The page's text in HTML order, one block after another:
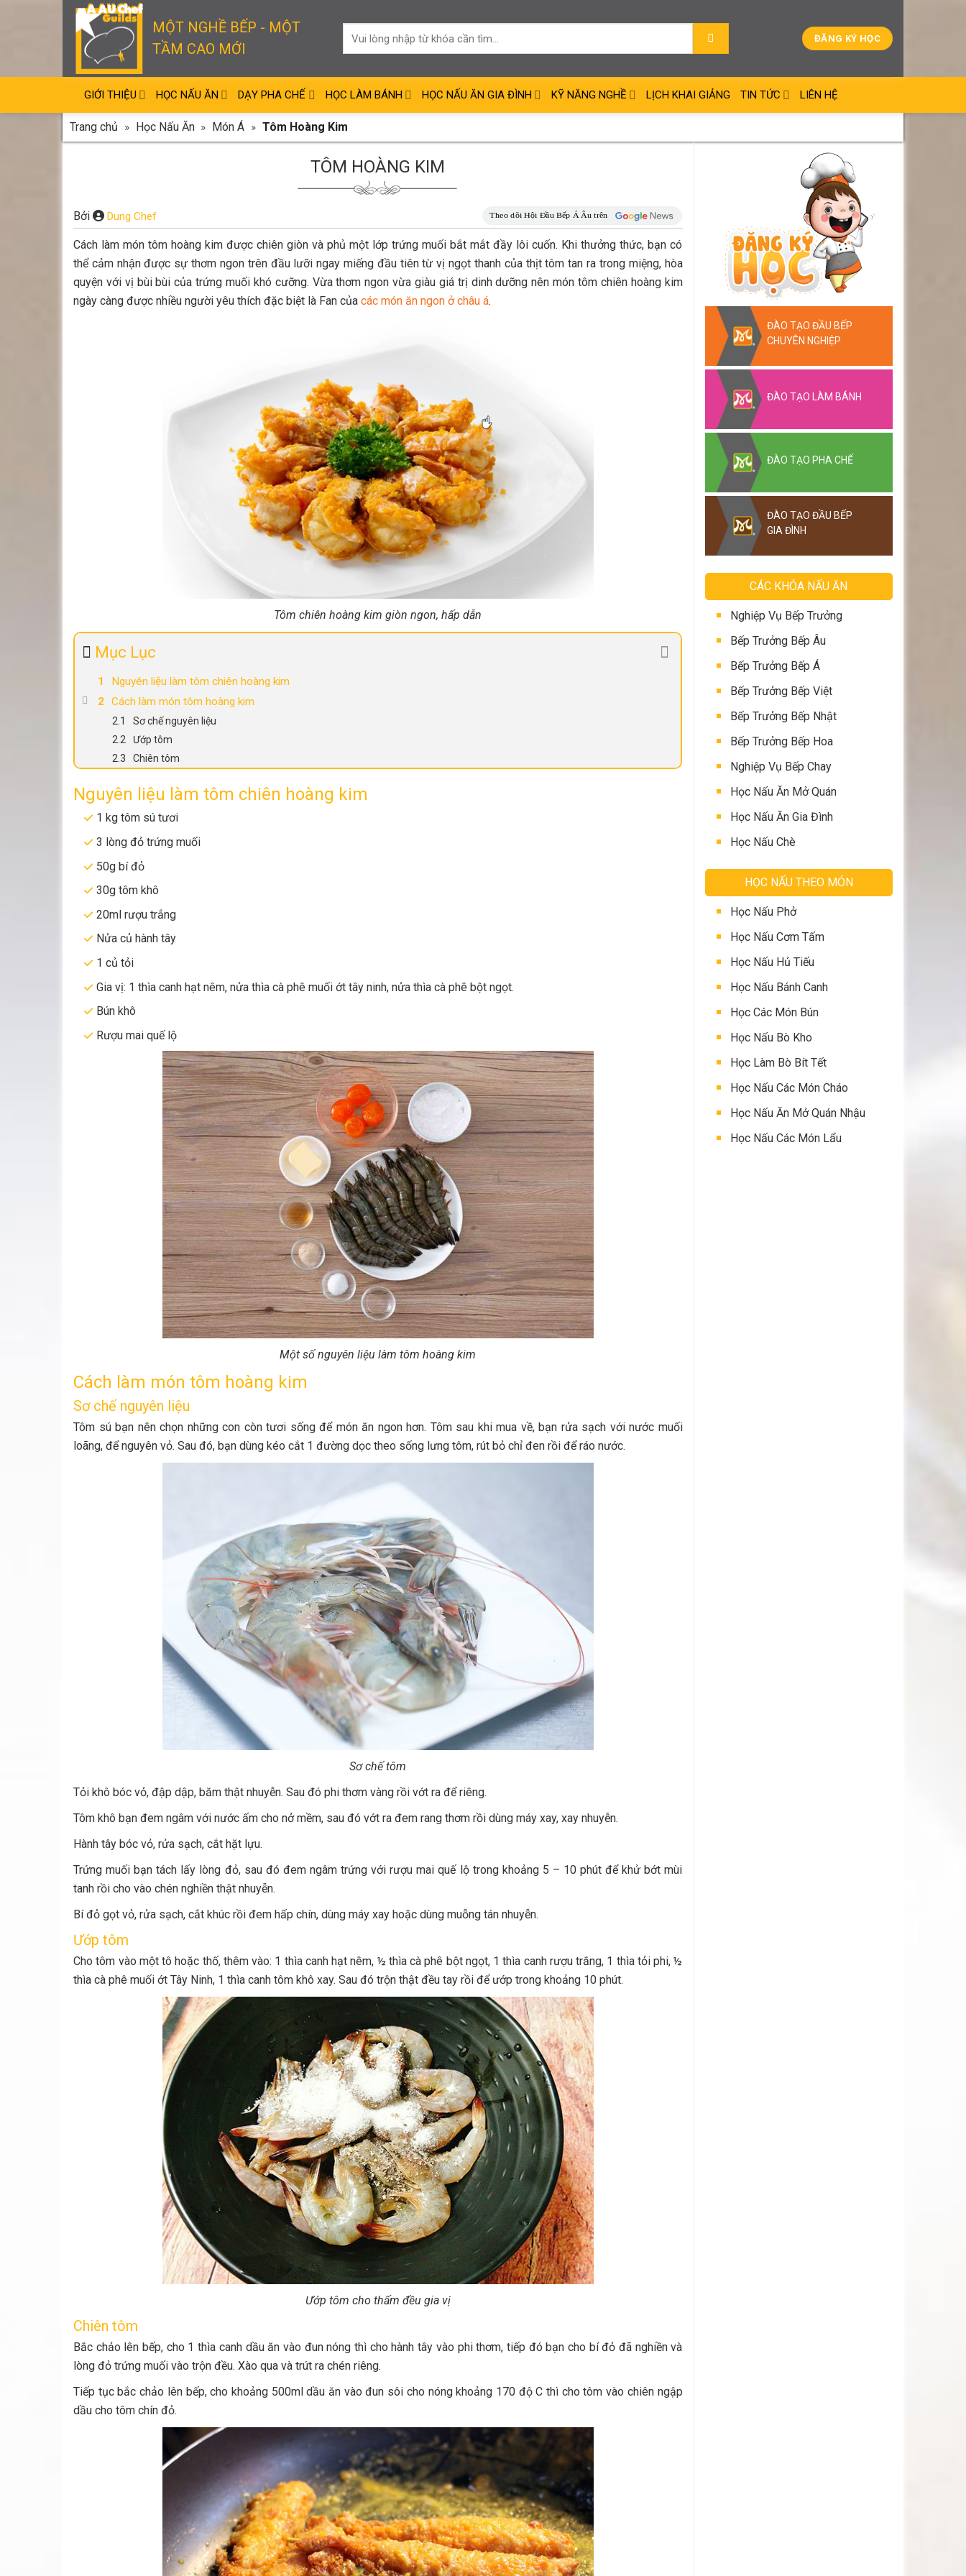
MỘT NGHỀ BẾP - MỘT
TẦM CAO MỚI
ĐĂNG KÝ HỌC
GIỚI THIỆU HỌC NẤU ĂN DẠY PHA CHẾ HỌC LÀM BÁNH HỌC NẤU ĂN GIA ĐÌNH KỸ NĂNG NGHỀ LỊCH KHAI GIẢNG TIN TỨC LIÊN HỆ
Trang chủ » Học Nấu Ăn » Món Á » Tôm Hoàng Kim
TÔM HOÀNG KIM
Bởi Dung Chef
Cách làm món tôm hoàng kim được chiên giòn và phủ một lớp trứng muối bắt mắt đầy lôi cuốn. Khi thưởng thức, bạn có
thể cảm nhận được sự thơm ngon trên đầu lưỡi ngay miếng đầu tiên từ vị ngọt thanh của thịt tôm tan ra trong miệng, hòa
quyện với vị bùi bùi của trứng muối khó cưỡng. Vừa thơm ngon vừa giàu giá trị dinh dưỡng nên món tôm chiên hoàng kim
ngày càng được nhiều người yêu thích đặc biệt là Fan của các món ăn ngon ở châu á.
Tôm chiên hoàng kim giòn ngon, hấp dẫn
Mục Lục
Nguyên liệu làm tôm chiên hoàng kim
Cách làm món tôm hoàng kim
Sơ chế nguyên liệu
Ướp tôm
Chiên tôm
Nguyên liệu làm tôm chiên hoàng kim
1 kg tôm sú tươi
3 lòng đỏ trứng muối
50g bí đỏ
30g tôm khô
20ml rượu trắng
Nửa củ hành tây
1 củ tỏi
Gia vị: 1 thìa canh hạt nêm, nửa thìa cà phê muối ớt tây ninh, nửa thìa cà phê bột ngọt.
Bún khô
Rượu mai quế lộ
Một số nguyên liệu làm tôm hoàng kim
Cách làm món tôm hoàng kim
Sơ chế nguyên liệu
Tôm sú bạn nên chọn những con còn tươi sống để món ăn ngon hơn. Tôm sau khi mua về, bạn rửa sạch với nước muối
loãng, để nguyên vỏ. Sau đó, bạn dùng kéo cắt 1 đường dọc theo sống lưng tôm, rút bỏ chỉ đen rồi để ráo nước.
Sơ chế tôm
Tỏi khô bóc vỏ, đập dập, băm thật nhuyễn. Sau đó phi thơm vàng rồi vớt ra để riêng.
Tôm khô bạn đem ngâm với nước ấm cho nở mềm, sau đó vớt ra đem rang thơm rồi dùng máy xay, xay nhuyễn.
Hành tây bóc vỏ, rửa sạch, cắt hặt lựu.
Trứng muối bạn tách lấy lòng đỏ, sau đó đem ngâm trứng với rượu mai quế lộ trong khoảng 5 – 10 phút để khử bớt mùi
tanh rồi cho vào chén nghiền thật nhuyễn.
Bí đỏ gọt vỏ, rửa sạch, cắt khúc rồi đem hấp chín, dùng máy xay hoặc dùng muỗng tán nhuyễn.
Ướp tôm
Cho tôm vào một tô hoặc thố, thêm vào: 1 thìa canh hạt nêm, ½ thìa cà phê bột ngọt, 1 thìa canh rượu trắng, 1 thìa tỏi phi, ½
thìa cà phê muối ớt Tây Ninh, 1 thìa canh tôm khô xay. Sau đó trộn thật đều tay rồi để ướp trong khoảng 10 phút.
Ướp tôm cho thấm đều gia vị
Chiên tôm
Bắc chảo lên bếp, cho 1 thìa canh dầu ăn vào đun nóng thì cho hành tây vào phi thơm, tiếp đó bạn cho bí đỏ đã nghiền và
lòng đỏ trứng muối vào trộn đều. Xào qua và trút ra chén riêng.
Tiếp tục bắc chảo lên bếp, cho khoảng 500ml dầu ăn vào đun sôi cho nóng khoảng 170 độ C thì cho tôm vào chiên ngập
dầu cho tôm chín đỏ.
ĐÀO TẠO ĐẦU BẾP
CHUYÊN NGHIỆP
ĐÀO TẠO LÀM BÁNH
ĐÀO TẠO PHA CHẾ
ĐÀO TẠO ĐẦU BẾP
GIA ĐÌNH
CÁC KHÓA NẤU ĂN
Nghiệp Vụ Bếp Trưởng
Bếp Trưởng Bếp Âu
Bếp Trưởng Bếp Á
Bếp Trưởng Bếp Việt
Bếp Trưởng Bếp Nhật
Bếp Trưởng Bếp Hoa
Nghiệp Vụ Bếp Chay
Học Nấu Ăn Mở Quán
Học Nấu Ăn Gia Đình
Học Nấu Chè
HỌC NẤU THEO MÓN
Học Nấu Phở
Học Nấu Cơm Tấm
Học Nấu Hủ Tiếu
Học Nấu Bánh Canh
Học Các Món Bún
Học Nấu Bò Kho
Học Làm Bò Bít Tết
Học Nấu Các Món Cháo
Học Nấu Ăn Mở Quán Nhậu
Học Nấu Các Món Lẩu